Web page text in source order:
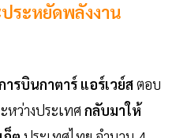
ระหยัดพลังงาน
ารบินกาตาร์ แอร์เวย์สตอบ
หว่างประเทศ กลับมาให้